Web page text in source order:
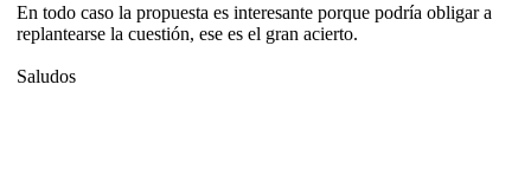
En todo caso la propuesta es interesante porque podría obligar a
replantearse la cuestión, ese es el gran acierto.
Saludos